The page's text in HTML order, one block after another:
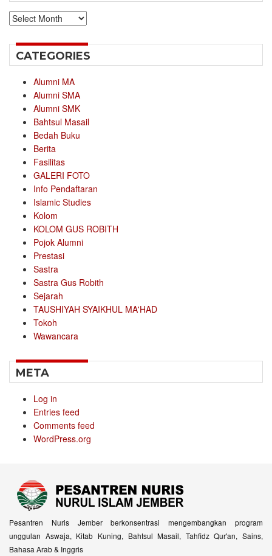
Archives
CATEGORIES
Alumni MA
Alumni SMA
Alumni SMK
Bahtsul Masail
Bedah Buku
Berita
Fasilitas
GALERI FOTO
Info Pendaftaran
Islamic Studies
Kolom
KOLOM GUS ROBITH
Pojok Alumni
Prestasi
Sastra
Sastra Gus Robith
Sejarah
TAUSHIYAH SYAIKHUL MA'HAD
Tokoh
Wawancara
META
Log in
Entries feed
Comments feed
WordPress.org
Pesantren Nuris Jember berkonsentrasi mengembangkan program
unggulan Aswaja, Kitab Kuning, Bahtsul Masail, Tahfidz Qur'an, Sains,
Bahasa Arab & Inggris